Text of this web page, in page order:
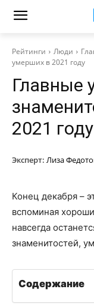
Рейтинги Люди
умерших в 2021 году
Главные
2021 году
Эксперт: Лиза
Конец декабря –
вспоминая
навсегда
знаменитостей,
Содержание